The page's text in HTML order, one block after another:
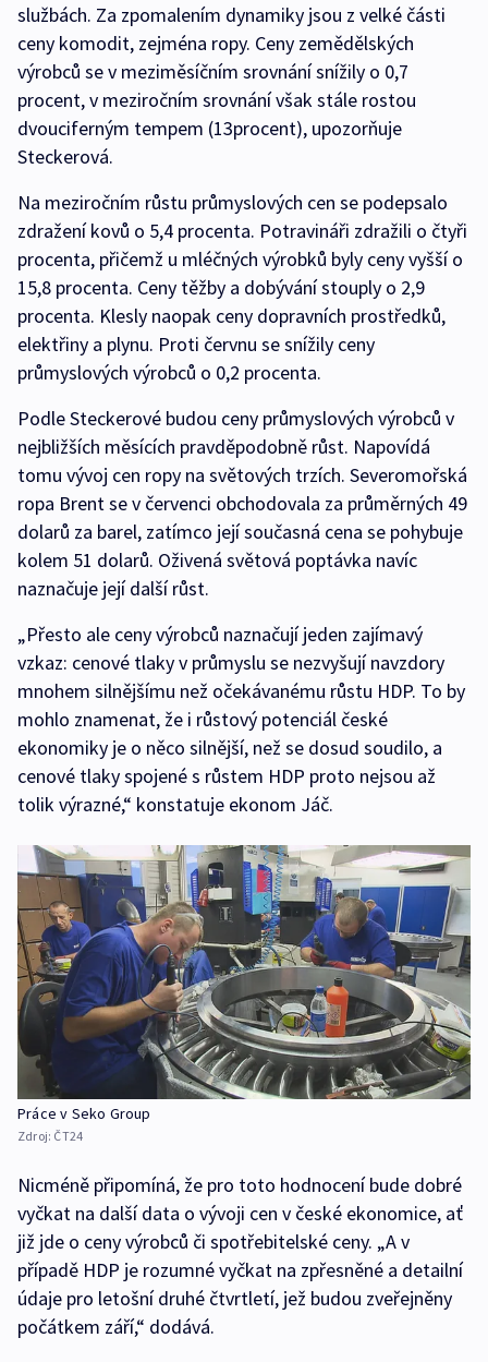
službách. Za zpomalením dynamiky jsou z velké části
ceny komodit, zejména ropy. Ceny zemědělských
výrobců se v meziměsíčním srovnání snížily o 0,7
procent, v meziročním srovnání však stále rostou
dvouciferným tempem (13procent), upozorňuje
Steckerová.
Na meziročním růstu průmyslových cen se podepsalo
zdražení kovů o 5,4 procenta. Potravináři zdražili o čtyři
procenta, přičemž u mléčných výrobků byly ceny vyšší o
15,8 procenta. Ceny těžby a dobývání stouply o 2,9
procenta. Klesly naopak ceny dopravních prostředků,
elektřiny a plynu. Proti červnu se snížily ceny
průmyslových výrobců o 0,2 procenta.
Podle Steckerové budou ceny průmyslových výrobců v
nejbližších měsících pravděpodobně růst. Napovídá
tomu vývoj cen ropy na světových trzích. Severomořská
ropa Brent se v červenci obchodovala za průměrných 49
dolarů za barel, zatímco její současná cena se pohybuje
kolem 51 dolarů. Oživená světová poptávka navíc
naznačuje její další růst.
„Přesto ale ceny výrobců naznačují jeden zajímavý
vzkaz: cenové tlaky v průmyslu se nezvyšují navzdory
mnohem silnějšímu než očekávanému růstu HDP. To by
mohlo znamenat, že i růstový potenciál české
ekonomiky je o něco silnější, než se dosud soudilo, a
cenové tlaky spojené s růstem HDP proto nejsou až
tolik výrazné,“ konstatuje ekonom Jáč.
Práce v Seko Group
Zdroj: ČT24
Nicméně připomíná, že pro toto hodnocení bude dobré
vyčkat na další data o vývoji cen v české ekonomice, ať
již jde o ceny výrobců či spotřebitelské ceny. „A v
případě HDP je rozumné vyčkat na zpřesněné a detailní
údaje pro letošní druhé čtvrtletí, jež budou zveřejněny
počátkem září,“ dodává.